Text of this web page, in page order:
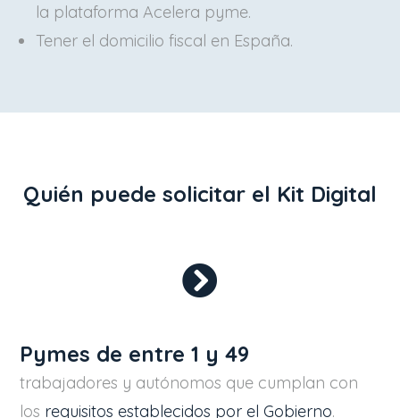
la plataforma Acelera pyme.
Tener el domicilio fiscal en España.
Quién puede solicitar el Kit Digital
Pymes de entre 1 y 49
trabajadores y autónomos que cumplan con
los requisitos establecidos por el Gobierno.